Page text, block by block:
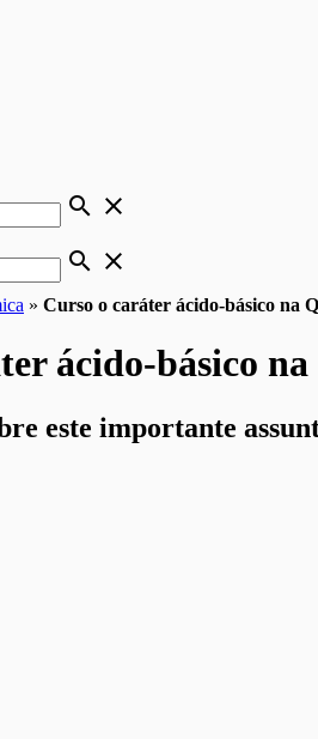
search close
search close
» Curso o caráter ácido-básico na
ácido-básico
este importante